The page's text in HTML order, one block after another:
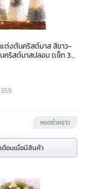
ต่งต้นคริสต์มาส สีขาว-
คริสต์มาสปลอม (เช็ท 3
หมดชั่วคราว
ตือนเมื่อมีสินค้า